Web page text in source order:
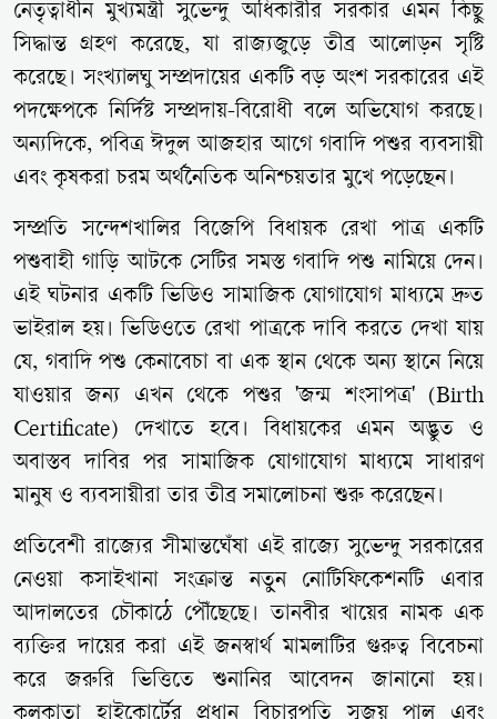
নেতৃত্বাধীন মুখ্যমন্ত্রী সুভেন্দু অধিকারীর সরকার এমন কিছু
সিদ্ধান্ত গ্রহণ করেছে, যা রাজ্যজুড়ে তীব্র আলোড়ন সৃষ্টি
করেছে। সংখ্যালঘু সম্প্রদায়ের একটি বড় অংশ সরকারের এই
পদক্ষেপকে নির্দিষ্ট সম্প্রদায়-বিরোধী বলে অভিযোগ করছে।
অন্যদিকে, পবিত্র ঈদুল আজহার আগে গবাদি পশুর ব্যবসায়ী
এবং কৃষকরা চরম অর্থনৈতিক অনিশ্চয়তার মুখে পড়েছেন।
সম্প্রতি সন্দেশখালির বিজেপি বিধায়ক রেখা পাত্র একটি
পশুবাহী গাড়ি আটকে সেটির সমস্ত গবাদি পশু নামিয়ে দেন।
এই ঘটনার একটি ভিডিও সামাজিক যোগাযোগ মাধ্যমে দ্রুত
ভাইরাল হয়। ভিডিওতে রেখা পাত্রকে দাবি করতে দেখা যায়
যে, গবাদি পশু কেনাবেচা বা এক স্থান থেকে অন্য স্থানে নিয়ে
যাওয়ার জন্য এখন থেকে পশুর 'জন্ম শংসাপত্র' (Birth
Certificate) দেখাতে হবে। বিধায়কের এমন অদ্ভুত ও
অবাস্তব দাবির পর সামাজিক যোগাযোগ মাধ্যমে সাধারণ
মানুষ ও ব্যবসায়ীরা তার তীব্র সমালোচনা শুরু করেছেন।
প্রতিবেশী রাজ্যের সীমান্তঘেঁষা এই রাজ্যে সুভেন্দু সরকারের
নেওয়া কসাইখানা সংক্রান্ত নতুন নোটিফিকেশনটি এবার
আদালতের চৌকাঠে পৌঁছেছে। তানবীর খায়ের নামক এক
ব্যক্তির দায়ের করা এই জনস্বার্থ মামলাটির গুরুত্ব বিবেচনা
করে জরুরি ভিত্তিতে শুনানির আবেদন জানানো হয়।